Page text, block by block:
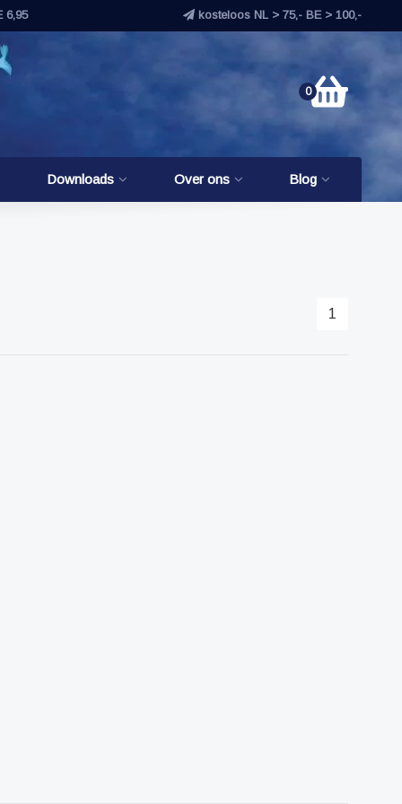
6,95 kosteloos NL > 75,- BE > 100,-
0
Downloads Over ons Blog
1